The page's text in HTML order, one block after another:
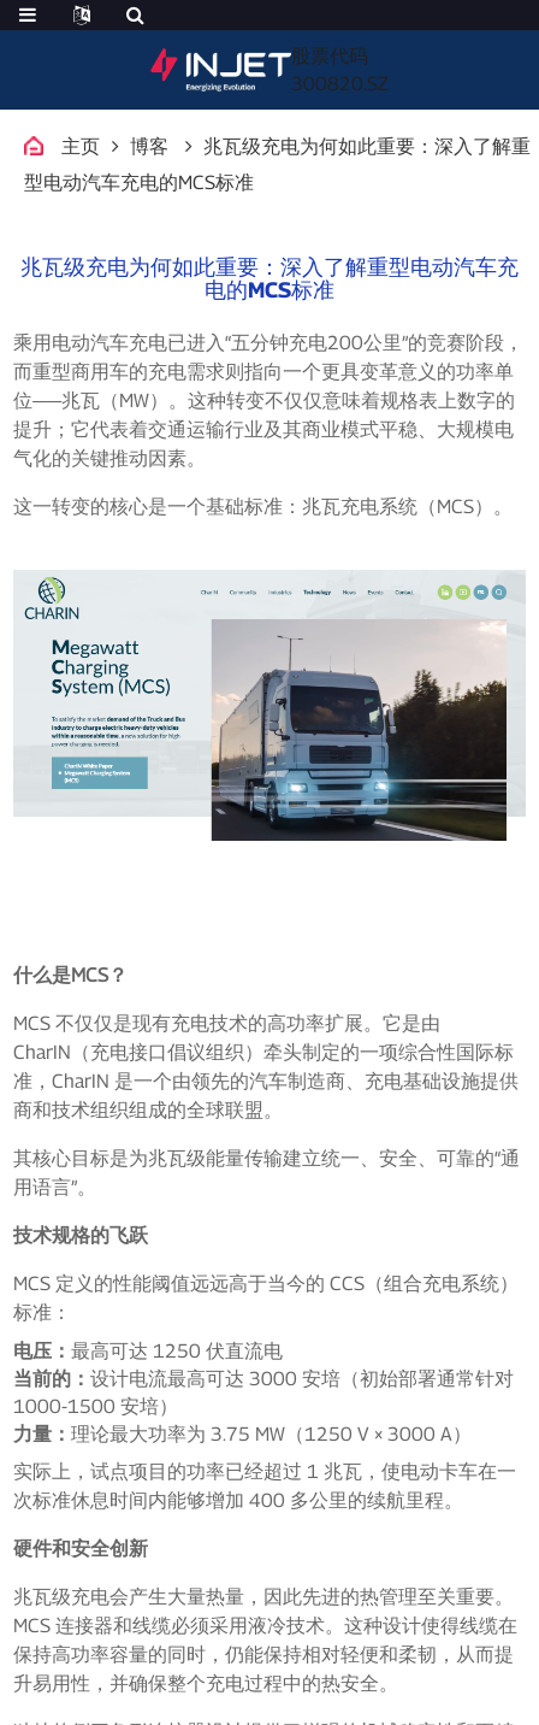
股票代码
300820.SZ
主页 博客
兆瓦级充电为何如此重要：深入了解重
型电动汽车充电的MCS标准
兆瓦级充电为何如此重要：深入了解重型电动汽车充
电的MCS标准
乘用电动汽车充电已进入“五分钟充电200公里”的竞赛阶段，
而重型商用车的充电需求则指向一个更具变革意义的功率单
位——兆瓦（MW）。这种转变不仅仅意味着规格表上数字的
提升；它代表着交通运输行业及其商业模式平稳、大规模电
气化的关键推动因素。
这一转变的核心是一个基础标准：兆瓦充电系统（MCS）。
什么是MCS？
MCS 不仅仅是现有充电技术的高功率扩展。它是由
CharIN（充电接口倡议组织）牵头制定的一项综合性国际标
准，CharIN 是一个由领先的汽车制造商、充电基础设施提供
商和技术组织组成的全球联盟。
其核心目标是为兆瓦级能量传输建立统一、安全、可靠的“通
用语言”。
技术规格的飞跃
MCS 定义的性能阈值远远高于当今的 CCS（组合充电系统）
标准：
电压：最高可达 1250 伏直流电
当前的：设计电流最高可达 3000 安培（初始部署通常针对
1000-1500 安培）
力量：理论最大功率为 3.75 MW（1250 V × 3000 A）
实际上，试点项目的功率已经超过 1 兆瓦，使电动卡车在一
次标准休息时间内能够增加 400 多公里的续航里程。
硬件和安全创新
兆瓦级充电会产生大量热量，因此先进的热管理至关重要。
MCS 连接器和线缆必须采用液冷技术。这种设计使得线缆在
保持高功率容量的同时，仍能保持相对轻便和柔韧，从而提
升易用性，并确保整个充电过程中的热安全。